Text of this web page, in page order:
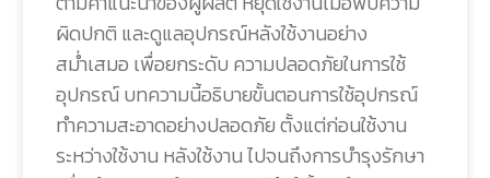
ผิดปกติ และดูแลอุปกรณ์หลังใช้งานอย่าง
สม่ำเสมอ เพื่อยกระดับ ความปลอดภัยในการใช้
อุปกรณ์ บทความนี้อธิบายขั้นตอนการใช้อุปกรณ์
ทำความสะอาดอย่างปลอดภัย ตั้งแต่ก่อนใช้งาน
ระหว่างใช้งาน หลังใช้งาน ไปจนถึงการบำรุงรักษา